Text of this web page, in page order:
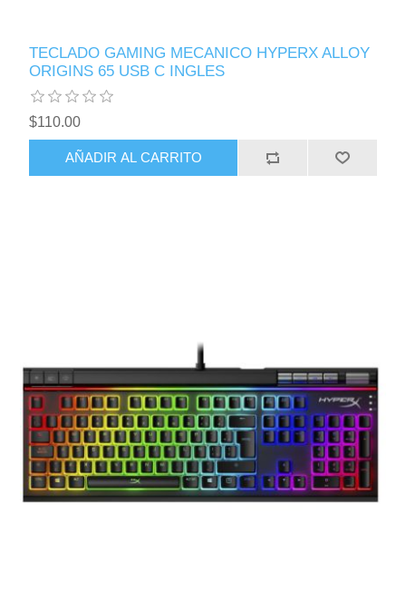
TECLADO GAMING MECANICO HYPERX ALLOY
ORIGINS 65 USB C INGLES
$110.00
AÑADIR AL CARRITO